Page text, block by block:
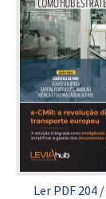
Ler PDF 204/